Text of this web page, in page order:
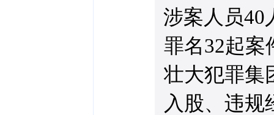
涉案人员40
罪名32起案
壮大犯罪集
入股、违规